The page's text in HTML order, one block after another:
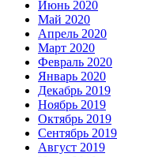
Июнь 2020
Май 2020
Апрель 2020
Март 2020
Февраль 2020
Январь 2020
Декабрь 2019
Ноябрь 2019
Октябрь 2019
Сентябрь 2019
Август 2019